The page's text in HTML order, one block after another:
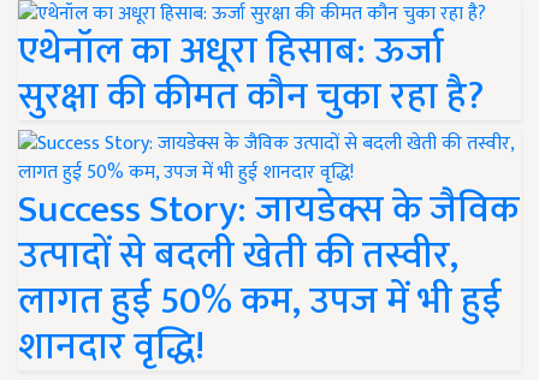
एथेनॉल का अधूरा हिसाब: ऊर्जा
सुरक्षा की कीमत कौन चुका रहा है?
Success Story: जायडेक्स के जैविक
उत्पादों से बदली खेती की तस्वीर,
लागत हुई 50% कम, उपज में भी हुई
शानदार वृद्धि!